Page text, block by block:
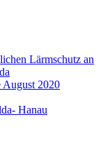
Lärmschutz an
August 2020
Hanau